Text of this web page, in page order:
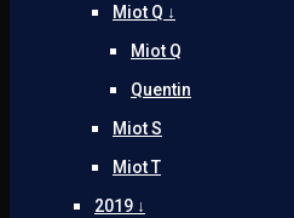
Miot Q ↓
Miot Q
Quentin
Miot S
Miot T
2019 ↓